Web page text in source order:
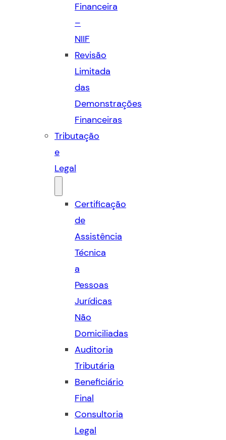
Financeira
–
NIIF
Revisão
Limitada
das
Demonstrações
Financeiras
Tributação
e
Legal
Certificação
de
Assistência
Técnica
a
Pessoas
Jurídicas
Não
Domiciliadas
Auditoria
Tributária
Beneficiário
Final
Consultoria
Legal